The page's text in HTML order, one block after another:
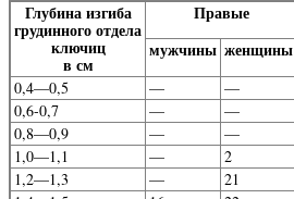
Глубина изгиба
грудинного отдела
ключиц
в см
Правые
мужчины женщины
0,4—0,5 — —
0,6-0,7
— —
0,8—0,9
— —
1,0—1,1
— 2
1,2—1,3
— 21